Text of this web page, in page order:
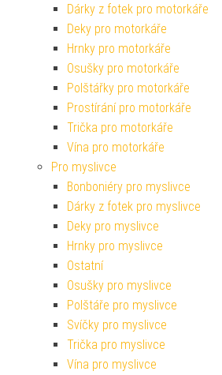
Dárky z fotek pro motorkáře
Deky pro motorkáře
Hrnky pro motorkáře
Osušky pro motorkáře
Polštářky pro motorkáře
Prostírání pro motorkáře
Trička pro motorkáře
Vína pro motorkáře
Pro myslivce
Bonboniéry pro myslivce
Dárky z fotek pro myslivce
Deky pro myslivce
Hrnky pro myslivce
Ostatní
Osušky pro myslivce
Polštáře pro myslivce
Svíčky pro myslivce
Trička pro myslivce
Vína pro myslivce